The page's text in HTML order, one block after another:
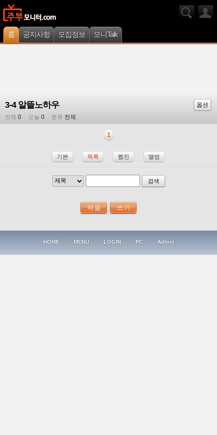
홈 공지사항 모집정보 모니Talk
3-4 알뜰노하우
옵션
전체 0 오늘 0 분류 전체
1
기본 목록 웹진 앨범
검색
HOME MENU LOGIN PC Admin